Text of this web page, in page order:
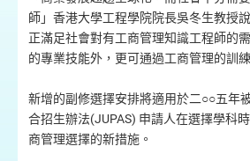
師」香港大學工程學院院長吳冬生教授
正滿足社會對有工商管理知識工程師的
的專業技能外，更可通過工商管理的訓
新增的副修選擇安排將適用於二○○五年
合招生辦法(JUPAS) 申請人在選擇學科
商管理選擇的新措施。